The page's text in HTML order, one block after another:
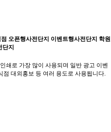
오픈행사전단지 이벤트행사전단지 학원
지
쇄로 가장 많이 사용되며 일반 광고 이벤
점 대외홍보 등 여러 용도로 사용됩니다.